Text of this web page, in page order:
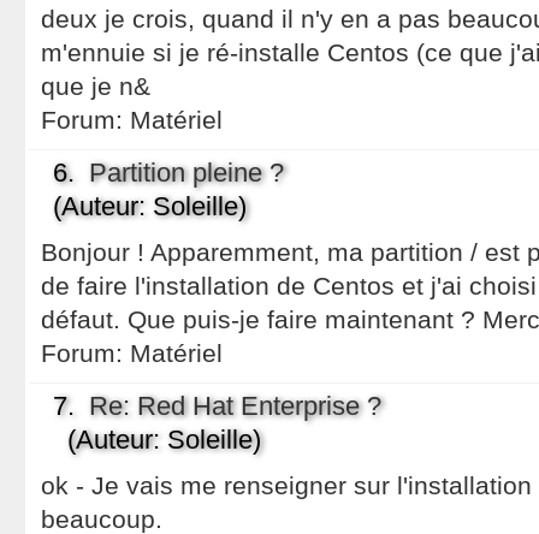
deux je crois, quand il n'y en a pas
m'ennuie si je ré-installe Centos (ce que
que je n&
Forum: Matériel
6. Partition pleine ?
(Auteur: Soleille)
Bonjour ! Apparemment, ma partition / est
de faire l'installation de Centos et j'ai
défaut. Que puis-je faire maintenant ?
Forum: Matériel
7. Re: Red Hat Enterprise ?
(Auteur: Soleille)
ok - Je vais me renseigner sur
beaucoup.